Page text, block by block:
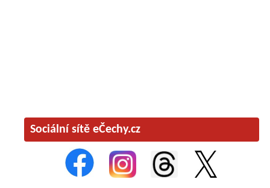
Sociální sítě eČechy.cz